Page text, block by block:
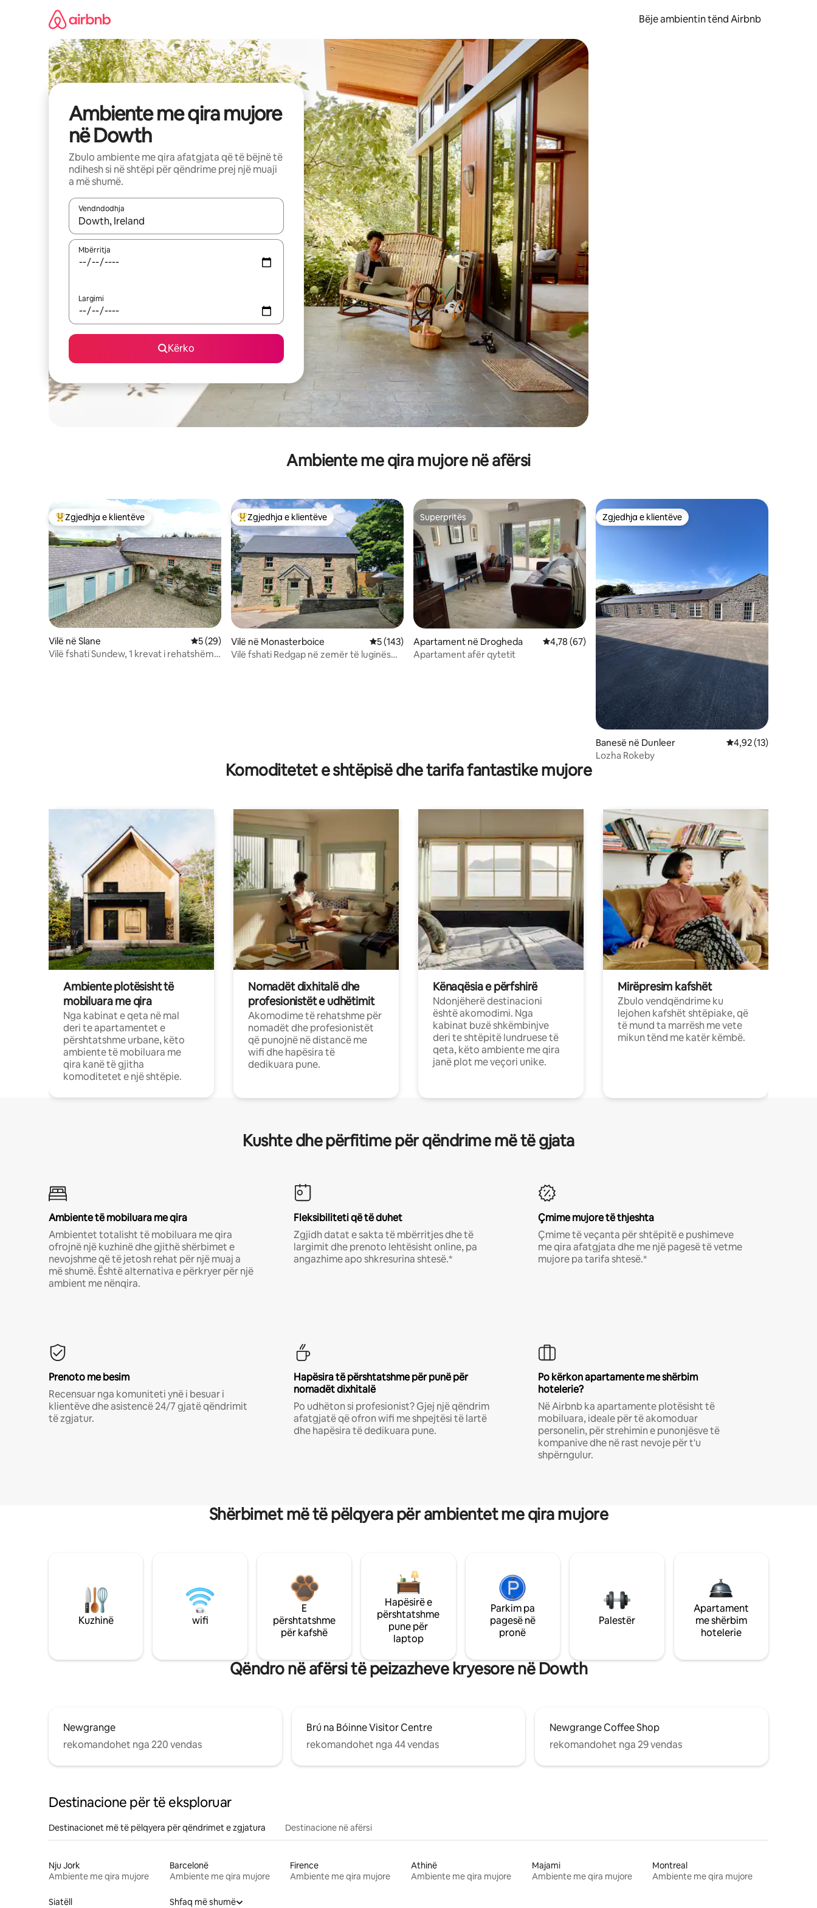
Bëje ambientin tënd Airbnb
Ambiente me qira mujore
në Dowth
Zbulo ambiente me qira afatgjata që të bëjnë të
ndihesh si në shtëpi për qëndrime prej një muaji
a më shumë.
Vendndodhja
Kur rezultatet të jenë të disponueshme, lëviz me butonat e shigjetave lart e poshtë ose eksploro duke prekur ose duke lëvizur ekranin.
Mbërritja
Largimi
Kërko
Ambiente me qira mujore në afërsi
Më të mirat e zgjedhjeve të klientëve
Zgjedhja e klientëve
Vilë në Slane Vlerësimi mesatar 5 nga 5, 29 vlerësime
5 (29)
Vilë fshati Sundew, 1 krevat i rehatshëm,
Më të mirat e zgjedhjeve të klientëve
Zgjedhja e klientëve
Vilë në Monasterboice Vlerësimi mesatar 5 nga 5, 143 vlerësime
5 (143)
Vilë fshati Redgap në zemër të luginës
Superpritës
Superpritës
Apartament në Drogheda Vlerësimi mesatar 4,78 nga 5, 67 vlerësime
4,78 (67)
Apartament afër qytetit
Zgjedhja e klientëve
Zgjedhja e klientëve
Banesë në Dunleer Vlerësimi mesatar
4,92 (13)
Lozha Rokeby
Komoditetet e shtëpisë dhe tarifa fantastike mujore
Ambiente plotësisht të
mobiluara me qira
Nga kabinat e qeta në mal
deri te apartamentet e
përshtatshme urbane, këto
ambiente të mobiluara me
qira kanë të gjitha
komoditetet e një shtëpie.
Nomadët dixhitalë dhe
profesionistët e udhëtimit
Akomodime të rehatshme për
nomadët dhe profesionistët
që punojnë në distancë me
wifi dhe hapësira të
dedikuara pune.
Kënaqësia e përfshirë
Ndonjëherë destinacioni
është akomodimi. Nga
kabinat buzë shkëmbinjve
deri te shtëpitë lundruese të
qeta, këto ambiente me qira
janë plot me veçori unike.
Mirëpresim kafshët
Zbulo vendqëndrime ku
lejohen kafshët shtëpiake, që
të mund ta marrësh me vete
mikun tënd me katër këmbë.
Kushte dhe përfitime për qëndrime më të gjata
Ambiente të mobiluara me qira
Ambientet totalisht të mobiluara me qira
ofrojnë një kuzhinë dhe gjithë shërbimet e
nevojshme që të jetosh rehat për një muaj a
më shumë. Është alternativa e përkryer për një
ambient me nënqira.
Fleksibiliteti që të duhet
Zgjidh datat e sakta të mbërritjes dhe të
largimit dhe prenoto lehtësisht online, pa
angazhime apo shkresurina shtesë.*
Çmime mujore të thjeshta
Çmime të veçanta për shtëpitë e pushimeve
me qira afatgjata dhe me një pagesë të vetme
mujore pa tarifa shtesë.*
Prenoto me besim
Recensuar nga komuniteti ynë i besuar i
klientëve dhe asistencë 24/7 gjatë qëndrimit
të zgjatur.
Hapësira të përshtatshme për punë për
nomadët dixhitalë
Po udhëton si profesionist? Gjej një qëndrim
afatgjatë që ofron wifi me shpejtësi të lartë
dhe hapësira të dedikuara pune.
Po kërkon apartamente me shërbim
hotelerie?
Në Airbnb ka apartamente plotësisht të
mobiluara, ideale për të akomoduar
personelin, për strehimin e punonjësve të
kompanive dhe në rast nevoje për t'u
shpërngulur.
Shërbimet më të pëlqyera për ambientet me qira mujore
Kuzhinë wifi
E
përshtatshme
për kafshë
Hapësirë e
përshtatshme
pune për
laptop
Parkim pa
pagesë në
pronë
Palestër
Apartament
me shërbim
hotelerie
Qëndro në afërsi të peizazheve kryesore në Dowth
Newgrange
rekomandohet nga 220 vendas
Brú na Bóinne Visitor Centre
rekomandohet nga 44 vendas
Newgrange Coffee Shop
rekomandohet nga 29 vendas
Destinacione për të eksploruar
Destinacionet më të pëlqyera për qëndrimet e zgjatura Destinacione në afërsi
Nju Jork
Ambiente me qira mujore
Barcelonë
Ambiente me qira mujore
Firence
Ambiente me qira mujore
Athinë
Ambiente me qira mujore
Majami
Ambiente me qira mujore
Montreal
Ambiente me qira mujore
Siatëll
Shfaq më shumë